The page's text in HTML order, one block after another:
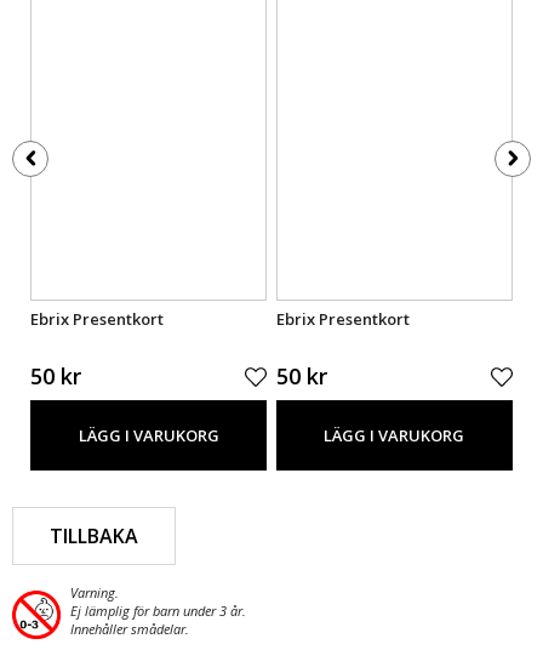
Ebrix Presentkort
50 kr
LÄGG I VARUKORG
Ebrix Presentkort
50 kr
LÄGG I VARUKORG
TILLBAKA
Varning.
Ej lämplig för barn under 3 år.
Innehåller smådelar.